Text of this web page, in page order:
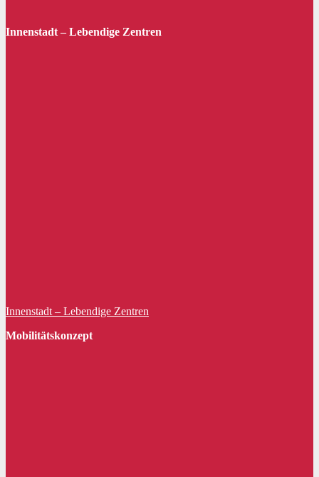
Innenstadt – Lebendige Zentren
Innenstadt – Lebendige Zentren
Mobilitätskonzept